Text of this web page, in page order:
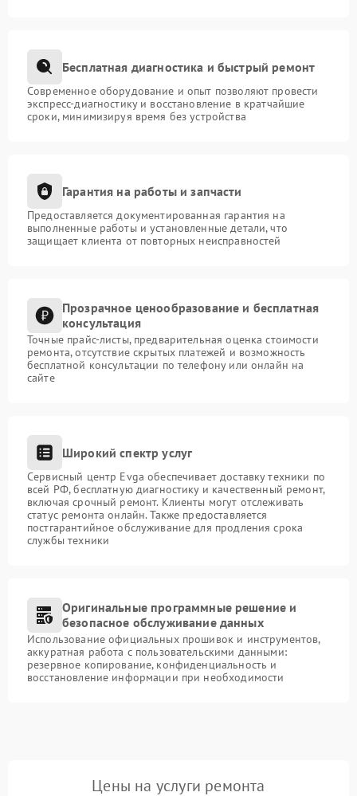
Бесплатная диагностика и быстрый ремонт
Современное оборудование и опыт позволяют провести
экспресс-диагностику и восстановление в кратчайшие
сроки, минимизируя время без устройства
Гарантия на работы и запчасти
Предоставляется документированная гарантия на
выполненные работы и установленные детали, что
защищает клиента от повторных неисправностей
Прозрачное ценообразование и бесплатная
консультация
Точные прайс-листы, предварительная оценка стоимости
ремонта, отсутствие скрытых платежей и возможность
бесплатной консультации по телефону или онлайн на
сайте
Широкий спектр услуг
Сервисный центр Evga обеспечивает доставку техники по
всей РФ, бесплатную диагностику и качественный ремонт,
включая срочный ремонт. Клиенты могут отслеживать
статус ремонта онлайн. Также предоставляется
постгарантийное обслуживание для продления срока
службы техники
Оригинальные программные решение и
безопасное обслуживание данных
Использование официальных прошивок и инструментов,
аккуратная работа с пользовательскими данными:
резервное копирование, конфиденциальность и
восстановление информации при необходимости
Цены на услуги ремонта